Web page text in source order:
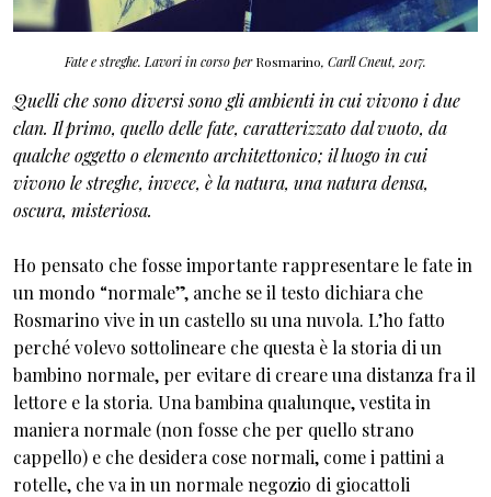
Fate e streghe. Lavori in corso perRosmarino, Carll Cneut, 2017.
Quelli che sono diversi sono gli ambienti in cui vivono i due
clan. Il primo, quello delle fate, caratterizzato dal vuoto, da
qualche oggetto o elemento architettonico; il luogo in cui
vivono le streghe, invece, è la natura, una natura densa,
oscura, misteriosa.
Ho pensato che fosse importante rappresentare le fate in
un mondo “normale”, anche se il testo dichiara che
Rosmarino vive in un castello su una nuvola. L’ho fatto
perché volevo sottolineare che questa è la storia di un
bambino normale, per evitare di creare una distanza fra il
lettore e la storia. Una bambina qualunque, vestita in
maniera normale (non fosse che per quello strano
cappello) e che desidera cose normali, come i pattini a
rotelle, che va in un normale negozio di giocattoli